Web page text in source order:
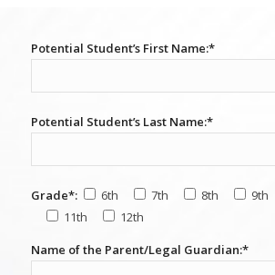
Potential Student’s First Name:*
Potential Student’s Last Name:*
Grade*: 6th 7th 8th 9th
11th
12th
Name of the Parent/Legal Guardian:*